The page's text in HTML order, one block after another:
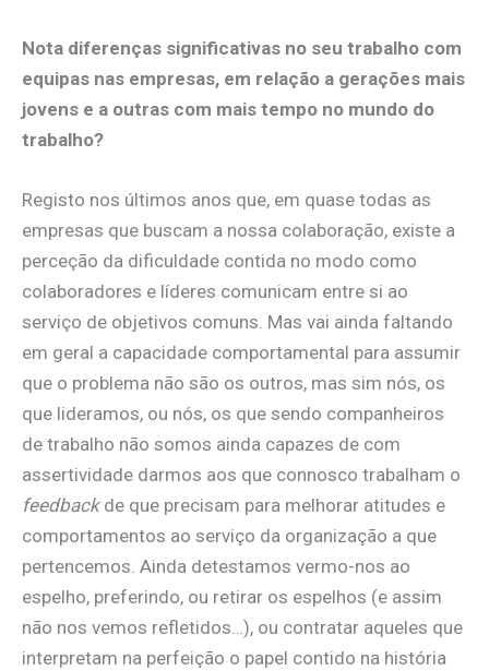
Nota diferenças significativas no seu trabalho com
equipas nas empresas, em relação a gerações mais
jovens e a outras com mais tempo no mundo do
trabalho?
Registo nos últimos anos que, em quase todas as
empresas que buscam a nossa colaboração, existe a
perceção da dificuldade contida no modo como
colaboradores e líderes comunicam entre si ao
serviço de objetivos comuns. Mas vai ainda faltando
em geral a capacidade comportamental para assumir
que o problema não são os outros, mas sim nós, os
que lideramos, ou nós, os que sendo companheiros
de trabalho não somos ainda capazes de com
assertividade darmos aos que connosco trabalham o
feedbackde que precisam para melhorar atitudes e
comportamentos ao serviço da organização a que
pertencemos. Ainda detestamos vermo-nos ao
espelho, preferindo, ou retirar os espelhos (e assim
não nos vemos refletidos…), ou contratar aqueles que
interpretam na perfeição o papel contido na história